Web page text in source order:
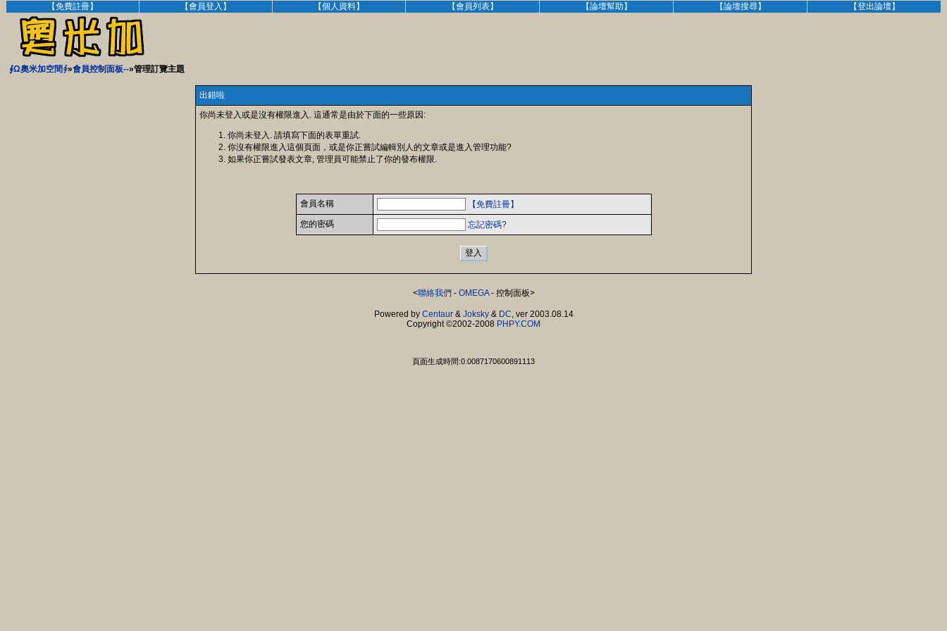
【免費註冊】 【會員登入】 【個人資料】 【會員列表】 【論壇幫助】 【論壇搜尋】 【登出論壇】
∮Ω奧米加空間∮»會員控制面板--»管理訂覽主題
出錯啦
你尚未登入或是沒有權限進入. 這通常是由於下面的一些原因:
你尚未登入. 請填寫下面的表單重試.
你沒有權限進入這個頁面，或是你正嘗試編輯別人的文章或是進入管理功能?
如果你正嘗試發表文章, 管理員可能禁止了你的發布權限.
會員名稱
【免費註冊】
您的密碼
忘記密碼?
<聯絡我們 - OMEGA- 控制面板>
Powered by Centaur& Joksky& DC, ver 2003.08.14
Copyright ©2002-2008 PHPY.COM
頁面生成時間:0.0087170600891113